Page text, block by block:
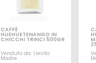
CAFFÈ
HUEHUETENANGO IN
CHICCHI TRINCI 500GR
Venduto da: Lievito
Madre